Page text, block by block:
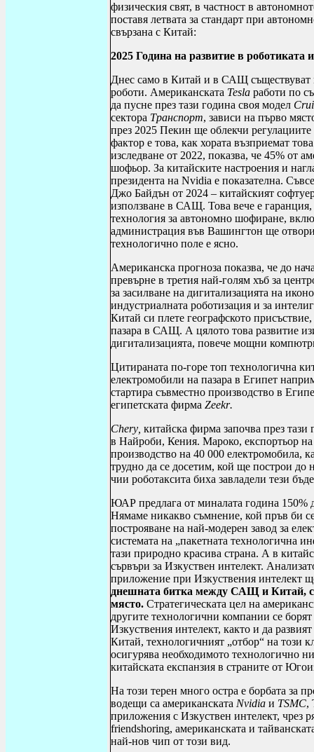
физическия свят, в частност в
поставя летвата за стандарт при
свързана с Китай:
2025 Година на развитие в роботиката
Днес само в Китай и в САЩ съществуват
роботи. Американската Tesla работи по
да пусне през тази година своя модел
сектора Транспорт, зависи на първо
през 2025 Пекин ще облекчи
фактор е това, как хората възприемат
изследване от 2022, показва, че 45% от
шофьор. За китайските настроения и
президента на Nvidia е показателна.
Джо Байдън от 2024 – китайският
използване в САЩ. Това вече е
технология за автономно шофиране,
администрация във Вашингтон ще
технологично поле е ясно.
Американска прогноза показва, че до
превърне в третия най-голям хъб за
за засилване на дигитализацията на
индустриалната роботизация и за
Китай си плете географското
пазара в САЩ. А цялото това развитие
дигитализацията, повече мощни
Цитираната по-горе топ технологична
електромобили на пазара в Египет
стартира съвместно производство в
египетската фирма Zeekr.
Chery, китайска фирма започва през
в Найроби, Кения. Мароко, експортьор
производство на 40 000 електромобила,
трудно да се досетим, кой ще построи до
чии роботаксита биха завладели тези
ЮАР предлага от миналата година 150%
Нямаме никакво съмнение, кой пръв би
построяване на най-модерен завод за
системата на „пакетната технологична
тази природно красива страна. А в
сървъри за Изкуствен интелект.
приложение при Изкуствения интелект
днешната битка между САЩ и Китай,
място. Стратегическата цел на
другите технологични компании се
Изкуствения интелект, както и да
Китай, технологичният „отбор“ на този
осигурява необходимото технологично
китайската експанзия в страните от
На този терен много остра е борбата за
водещи са американската Nvidia и TSMC,
приложения с Изкуствен интелект, чрез
friendshoring, американската и
най-нов чип от този вид.